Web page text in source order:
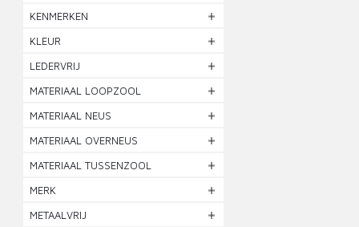
KENMERKEN
KLEUR
LEDERVRIJ
MATERIAAL LOOPZOOL
MATERIAAL NEUS
MATERIAAL OVERNEUS
MATERIAAL TUSSENZOOL
MERK
METAALVRIJ